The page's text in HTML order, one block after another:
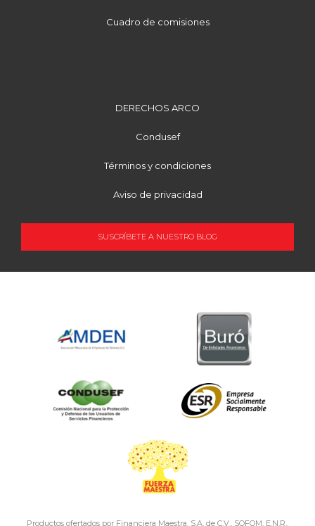
Cuadro de comisiones
DERECHOS ARCO
Condusef
Términos y condiciones
Aviso de privacidad
SUSCRÍBETE A NUESTRO BLOG
OCUPACIÓN
Productos ofertados por Financiera Maestra, S.A. de C.V., SOFOM, E.N.R.,